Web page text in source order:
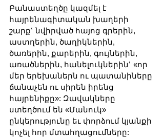
Բանաստեղծը կազմել է
հայրենագիտական խաղերի
շարքՙ նվիրված հայոց գրերին,
աստղերին, ծաղիկներին,
ծառերին, քարերին, գույներին,
առածներին, հանելուկներինՙ «որ
մեր երեխաներն ու պատանիները
ճանաչեն ու սիրեն իրենց
հայրենիքը»: Զավակները
ստեղծում են «Մանուկ»
ընկերությունը եւ փորձում կյանքի
կոչել հոր մտահղացումները: